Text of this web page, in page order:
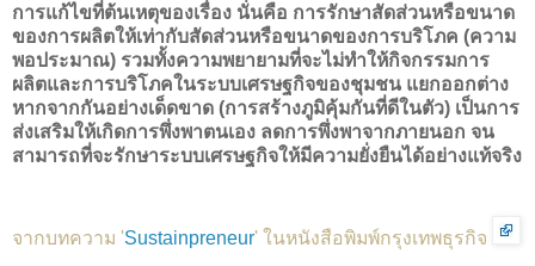
การแก้ไขที่ต้นเหตุของเรื่อง นั่นคือ การรักษาสัดส่วนหรือขนาด
ของการผลิตให้เท่ากับสัดส่วนหรือขนาดของการบริโภค (ความ
พอประมาณ) รวมทั้งความพยายามที่จะไม่ทำให้กิจกรรมการ
ผลิตและการบริโภคในระบบเศรษฐกิจของชุมชน แยกออกต่าง
หากจากกันอย่างเด็ดขาด (การสร้างภูมิคุ้มกันที่ดีในตัว) เป็นการ
ส่งเสริมให้เกิดการพึ่งพาตนเอง ลดการพึ่งพาจากภายนอก จน
สามารถที่จะรักษาระบบเศรษฐกิจให้มีความยั่งยืนได้อย่างแท้จริง
จากบทความ 'Sustainpreneur' ในหนังสือพิมพ์กรุงเทพธุรกิจ